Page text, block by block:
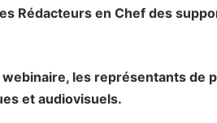
Rédacteurs en Chef des
les représentants de
et audiovisuels.